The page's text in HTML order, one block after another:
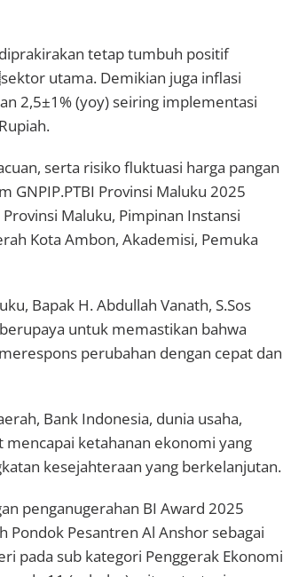
tetap tumbuh positif
utama. Demikian juga inflasi
2,5±1% (yoy) seiring implementasi
serta risiko fluktuasi harga pangan
GNPIP.PTBI Provinsi Maluku 2025
Maluku, Pimpinan Instansi
Kota Ambon, Akademisi, Pemuka
Bapak H. Abdullah Vanath, S.Sos
untuk memastikan bahwa
perubahan dengan cepat dan
Bank Indonesia, dunia usaha,
mencapai ketahanan ekonomi yang
kesejahteraan yang berkelanjutan.
penganugerahan BI Award 2025
Pondok Pesantren Al Anshor sebagai
pada sub kategori Penggerak Ekonomi